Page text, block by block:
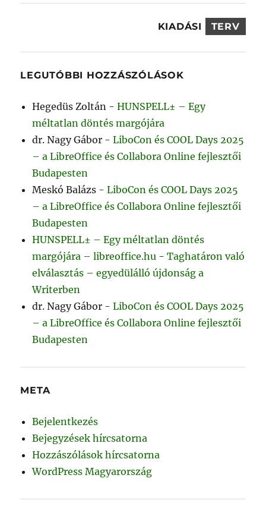
KIADÁSI TERV
LEGUTÓBBI HOZZÁSZÓLÁSOK
Hegedüs Zoltán -HUNSPELL± – Egy
méltatlan döntés margójára
dr. Nagy Gábor -LiboCon és COOL Days 2025
– a LibreOffice és Collabora Online fejlesztői
Budapesten
Meskó Balázs -LiboCon és COOL Days 2025
– a LibreOffice és Collabora Online fejlesztői
Budapesten
HUNSPELL± – Egy méltatlan döntés
margójára – libreoffice.hu -Taghatáron való
elválasztás – egyedülálló újdonság a
Writerben
dr. Nagy Gábor -LiboCon és COOL Days 2025
– a LibreOffice és Collabora Online fejlesztői
Budapesten
META
Bejelentkezés
Bejegyzések hírcsatorna
Hozzászólások hírcsatorna
WordPress Magyarország